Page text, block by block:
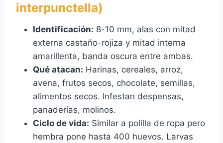
interpunctella)
Identificación: 8-10 mm, alas con mitad
externa castaño-rojiza y mitad interna
amarillenta, banda oscura entre ambas.
Qué atacan: Harinas, cereales, arroz,
avena, frutos secos, chocolate, semillas,
alimentos secos. Infestan despensas,
panaderías, molinos.
Ciclo de vida: Similar a polilla de ropa pero
hembra pone hasta 400 huevos. Larvas